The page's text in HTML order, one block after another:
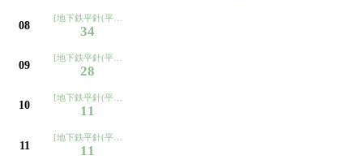
08
[地下鉄平針(平針住宅経由ノンステ)ゆき]
34
09
[地下鉄平針(平針住宅経由ノンステ)ゆき]
28
10
[地下鉄平針(平針住宅経由ノンステ)ゆき]
11
11
[地下鉄平針(平針住宅経由ノンステ)ゆき]
11